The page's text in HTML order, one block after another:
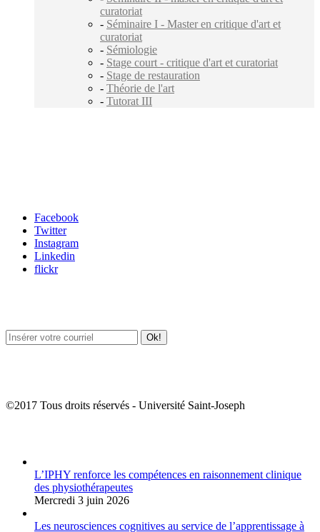
curatoriat
- Séminaire I - Master en critique d'art et
curatoriat
- Sémiologie
- Stage court - critique d'art et curatoriat
- Stage de restauration
- Théorie de l'art
- Tutorat III
Facebook
Twitter
Instagram
Linkedin
flickr
©2017 Tous droits réservés - Université Saint-Joseph
L’IPHY renforce les compétences en raisonnement clinique
des physiothérapeutes
Mercredi 3 juin 2026
Les neurosciences cognitives au service de l’apprentissage à